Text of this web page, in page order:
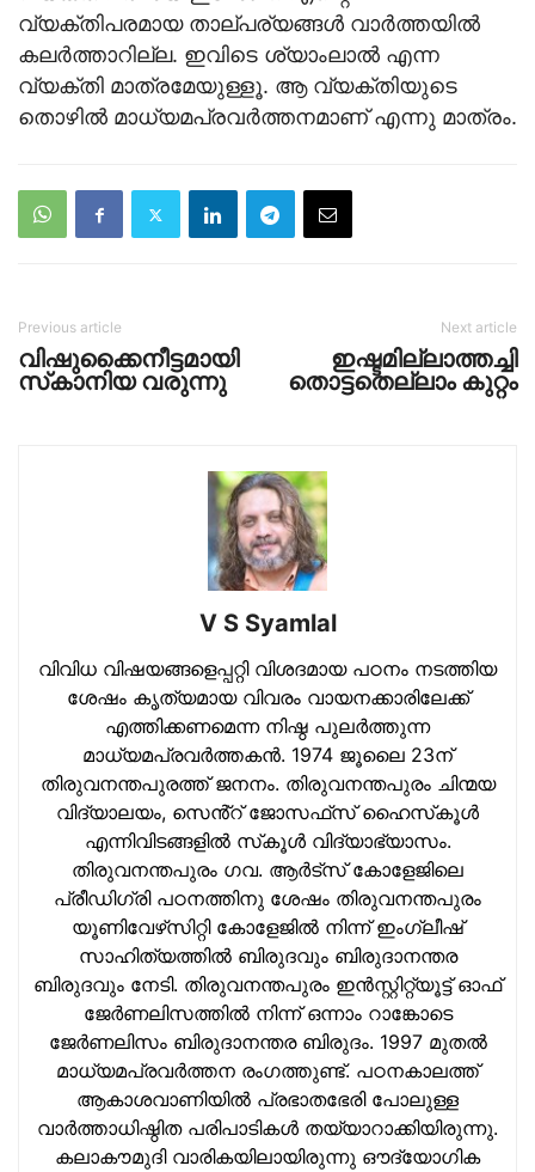
വ്യക്തിപരമായ താല്പര്യങ്ങള്‍ വാര്‍ത്തയില്‍
കലര്‍ത്താറില്ല. ഇവിടെ ശ്യാംലാല്‍ എന്ന
വ്യക്തി മാത്രമേയുള്ളൂ. ആ വ്യക്തിയുടെ
തൊഴില്‍ മാധ്യമപ്രവര്‍ത്തനമാണ് എന്നു മാത്രം.
Previous article
വിഷുക്കൈനീട്ടമായി
സ്‌കാനിയ വരുന്നു
Next article
ഇഷ്ടമില്ലാത്തച്ചി
തൊട്ടതെല്ലാം കുറ്റം
V S Syamlal
വിവിധ വിഷയങ്ങളെപ്പറ്റി വിശദമായ പഠനം നടത്തിയ
ശേഷം കൃത്യമായ വിവരം വായനക്കാരിലേക്ക്
എത്തിക്കണമെന്ന നിഷ്ഠ പുലര്‍ത്തുന്ന
മാധ്യമപ്രവര്‍ത്തകന്‍. 1974 ജൂലൈ 23ന്
തിരുവനന്തപുരത്ത് ജനനം. തിരുവനന്തപുരം ചിന്മയ
വിദ്യാലയം, സെൻ്റ് ജോസഫ്‌സ് ഹൈസ്‌കൂള്‍
എന്നിവിടങ്ങളില്‍ സ്‌കൂള്‍ വിദ്യാഭ്യാസം.
തിരുവനന്തപുരം ഗവ. ആര്‍ട്‌സ് കോളേജിലെ
പ്രീഡിഗ്രി പഠനത്തിനു ശേഷം തിരുവനന്തപുരം
യൂണിവേഴ്‌സിറ്റി കോളേജില്‍ നിന്ന് ഇംഗ്ലീഷ്
സാഹിത്യത്തില്‍ ബിരുദവും ബിരുദാനന്തര
ബിരുദവും നേടി. തിരുവനന്തപുരം ഇന്‍സ്റ്റിറ്റ്യൂട്ട് ഓഫ്
ജേര്‍ണലിസത്തില്‍ നിന്ന് ഒന്നാം റാങ്കോടെ
ജേര്‍ണലിസം ബിരുദാനന്തര ബിരുദം. 1997 മുതല്‍
മാധ്യമപ്രവര്‍ത്തന രംഗത്തുണ്ട്. പഠനകാലത്ത്
ആകാശവാണിയില്‍ പ്രഭാതഭേരി പോലുള്ള
വാര്‍ത്താധിഷ്ഠിത പരിപാടികള്‍ തയ്യാറാക്കിയിരുന്നു.
കലാകൗമുദി വാരികയിലായിരുന്നു ഔദ്യോഗിക